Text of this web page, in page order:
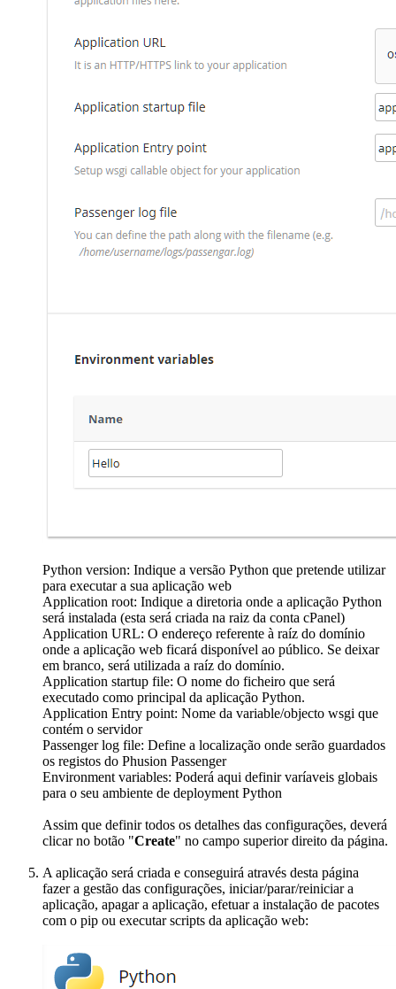
Python version: Indique a versão Python que pretende utilizar
para executar a sua aplicação web
Application root: Indique a diretoria onde a aplicação Python
será instalada (esta será criada na raiz da conta cPanel)
Application URL: O endereço referente à raíz do domínio
onde a aplicação web ficará disponível ao público. Se deixar
em branco, será utilizada a raíz do domínio.
Application startup file: O nome do ficheiro que será
executado como principal da aplicação Python.
Application Entry point: Nome da variable/objecto wsgi que
contém o servidor
Passenger log file: Define a localização onde serão guardados
os registos do Phusion Passenger
Environment variables: Poderá aqui definir varíaveis globais
para o seu ambiente de deployment Python
Assim que definir todos os detalhes das configurações, deverá
clicar no botão "Create" no campo superior direito da página.
A aplicação será criada e conseguirá através desta página
fazer a gestão das configurações, iniciar/parar/reiniciar a
aplicação, apagar a aplicação, efetuar a instalação de pacotes
com o pip ou executar scripts da aplicação web: